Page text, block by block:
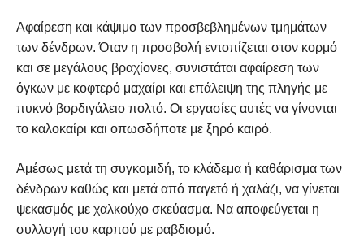
Αφαίρεση και κάψιμο των προσβεβλημένων τμημάτων
των δένδρων. Όταν η προσβολή εντοπίζεται στον κορμό
και σε μεγάλους βραχίονες, συνιστάται αφαίρεση των
όγκων με κοφτερό μαχαίρι και επάλειψη της πληγής με
πυκνό βορδιγάλειο πολτό. Οι εργασίες αυτές να γίνονται
το καλοκαίρι και οπωσδήποτε με ξηρό καιρό.
Αμέσως μετά τη συγκομιδή, το κλάδεμα ή καθάρισμα των
δένδρων καθώς και μετά από παγετό ή χαλάζι, να γίνεται
ψεκασμός με χαλκούχο σκεύασμα. Να αποφεύγεται η
συλλογή του καρπού με ραβδισμό.